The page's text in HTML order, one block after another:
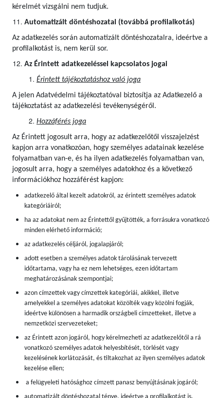
kérelmét vizsgálni nem tudjuk.
Automatizált döntéshozatal (továbbá profilalkotás)
Az adatkezelés során automatizált döntéshozatalra, ideértve a
profilalkotást is, nem kerül sor.
Az Érintett adatkezeléssel kapcsolatos jogai
Érintett tájékoztatáshoz való joga
A jelen Adatvédelmi tájékoztatóval biztosítja az Adatkezelő a
tájékoztatást az adatkezelési tevékenységéről.
Hozzáférés joga
Az Érintett jogosult arra, hogy az adatkezelőtől visszajelzést
kapjon arra vonatkozóan, hogy személyes adatainak kezelése
folyamatban van-e, és ha ilyen adatkezelés folyamatban van,
jogosult arra, hogy a személyes adatokhoz és a következő
információkhoz hozzáférést kapjon:
adatkezelő által kezelt adatokról, az érintett személyes adatok
kategóriáiról;
ha az adatokat nem az Érintettől gyűjtötték, a forrásukra vonatkozó
minden elérhető információ;
az adatkezelés céljáról, jogalapjáról;
adott esetben a személyes adatok tárolásának tervezett
időtartama, vagy ha ez nem lehetséges, ezen időtartam
meghatározásának szempontjai;
azon címzettek vagy címzettek kategóriái, akikkel, illetve
amelyekkel a személyes adatokat közölték vagy közölni fogják,
ideértve különösen a harmadik országbeli címzetteket, illetve a
nemzetközi szervezeteket;
az Érintett azon jogáról, hogy kérelmezheti az adatkezelőtől a rá
vonatkozó személyes adatok helyesbítését, törlését vagy
kezelésének korlátozását, és tiltakozhat az ilyen személyes adatok
kezelése ellen;
a felügyeleti hatósághoz címzett panasz benyújtásának jogáról;